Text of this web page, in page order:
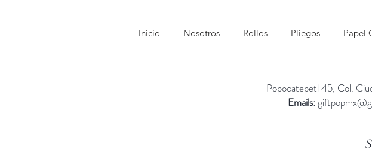
Inicio Nosotros Rollos Pliegos Papel
Popocatepetl 45, Col.
Emails: